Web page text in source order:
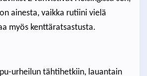
ainesta, vaikka rutiini vielä
myös kenttäratsastusta.
urheilun tähtihetkiin, lauantain